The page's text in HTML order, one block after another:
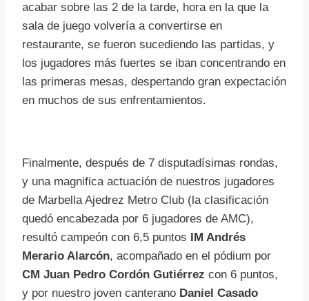
acabar sobre las 2 de la tarde, hora en la que la
sala de juego volvería a convertirse en
restaurante, se fueron sucediendo las partidas, y
los jugadores más fuertes se iban concentrando en
las primeras mesas, despertando gran expectación
en muchos de sus enfrentamientos.
Finalmente, después de 7 disputadísimas rondas,
y una magnifica actuación de nuestros jugadores
de Marbella Ajedrez Metro Club (la clasificación
quedó encabezada por 6 jugadores de AMC),
resultó campeón con 6,5 puntos IM Andrés
Merario Alarcón, acompañado en el pódium por
CM Juan Pedro Cordón Gutiérrez con 6 puntos,
y por nuestro joven canterano Daniel Casado